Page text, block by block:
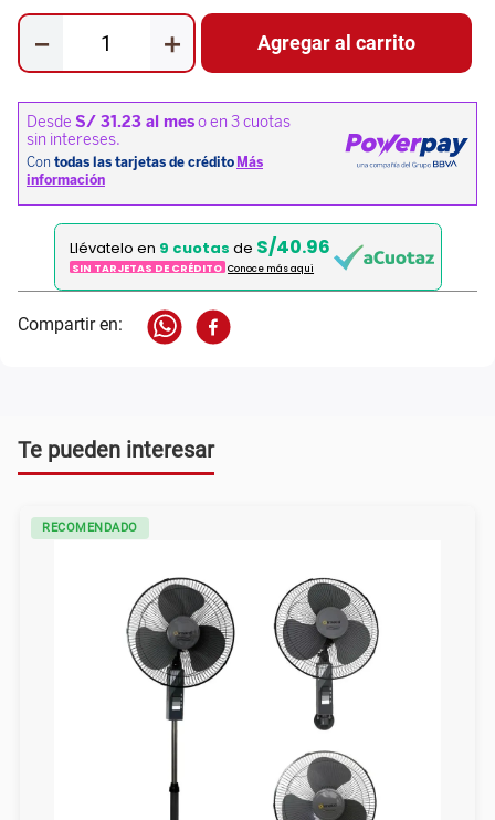
＋
－ Agregar al carrito
Llévatelo en 9 cuotas de S/40.96
SIN TARJETAS DE CRÉDITO Conoce más aqui
Te pueden interesar
RECOMENDADO